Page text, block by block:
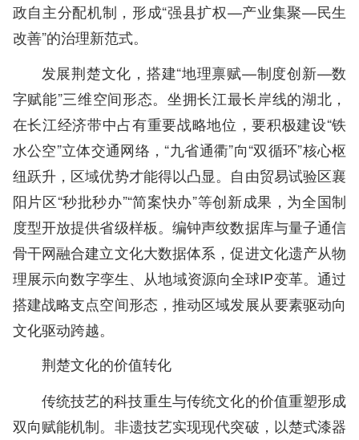
政自主分配机制，形成“强县扩权—产业集聚—民生
改善”的治理新范式。
发展荆楚文化，搭建“地理禀赋—制度创新—数
字赋能”三维空间形态。坐拥长江最长岸线的湖北，
在长江经济带中占有重要战略地位，要积极建设“铁
水公空”立体交通网络，“九省通衢”向“双循环”核心枢
纽跃升，区域优势才能得以凸显。自由贸易试验区襄
阳片区“秒批秒办”“简案快办”等创新成果，为全国制
度型开放提供省级样板。编钟声纹数据库与量子通信
骨干网融合建立文化大数据体系，促进文化遗产从物
理展示向数字孪生、从地域资源向全球IP变革。通过
搭建战略支点空间形态，推动区域发展从要素驱动向
文化驱动跨越。
荆楚文化的价值转化
传统技艺的科技重生与传统文化的价值重塑形成
双向赋能机制。非遗技艺实现现代突破，以楚式漆器